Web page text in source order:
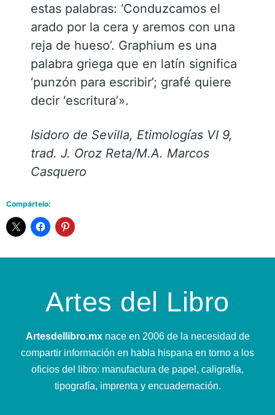
estas palabras: ‘Conduzcamos el
arado por la cera y aremos con una
reja de hueso’. Graphium es una
palabra griega que en latín significa
‘punzón para escribir’; grafé quiere
decir ‘escritura’».
Isidoro de Sevilla, Etimologías VI 9,
trad. J. Oroz Reta/M.A. Marcos
Casquero
Compártelo:
Artes del Libro
Artesdellibro.mxnace en 2006 de la necesidad de
compartir información en habla hispana en torno a los
oficios del libro: manufactura de papel, caligrafía,
tipografía, imprenta y encuadernación.